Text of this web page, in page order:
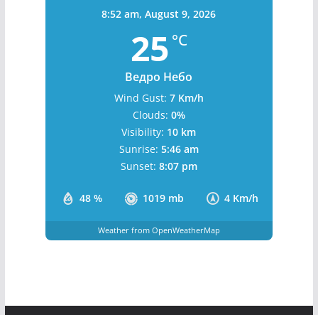
8:52 am,August 9, 2026
25 °C
Ведро Небо
48 % 1019 mb 4 Km/h
Wind Gust: 7 Km/h
Clouds: 0%
Visibility: 10 km
Sunrise: 5:46 am
Sunset: 8:07 pm
Weather from OpenWeatherMap